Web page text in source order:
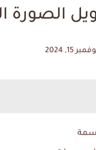
الصورة
15, 2024